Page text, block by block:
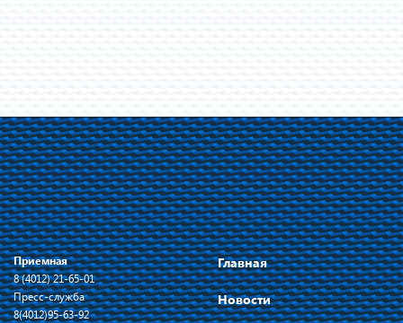
Приемная
8 (4012) 21-65-01
Пресс-служба
8(4012)95-63-92
Главная
Новости